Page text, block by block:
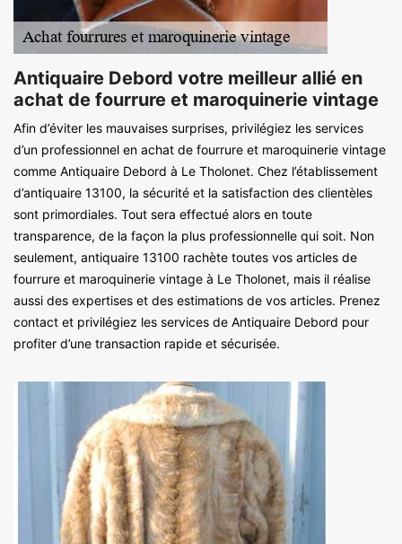
Antiquaire Debord votre meilleur allié en
achat de fourrure et maroquinerie vintage
Afin d’éviter les mauvaises surprises, privilégiez les services
d’un professionnel en achat de fourrure et maroquinerie vintage
comme Antiquaire Debord à Le Tholonet. Chez l’établissement
d’antiquaire 13100, la sécurité et la satisfaction des clientèles
sont primordiales. Tout sera effectué alors en toute
transparence, de la façon la plus professionnelle qui soit. Non
seulement, antiquaire 13100 rachète toutes vos articles de
fourrure et maroquinerie vintage à Le Tholonet, mais il réalise
aussi des expertises et des estimations de vos articles. Prenez
contact et privilégiez les services de Antiquaire Debord pour
profiter d’une transaction rapide et sécurisée.